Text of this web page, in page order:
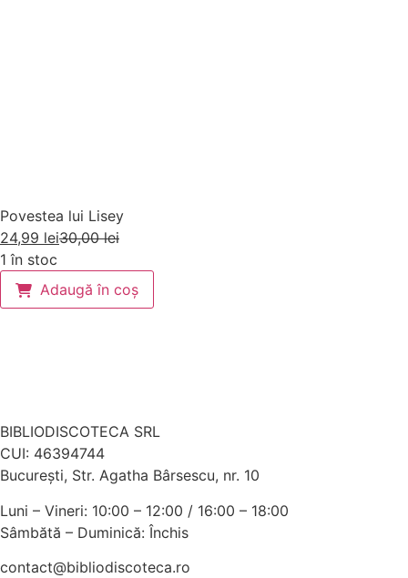
Povestea lui Lisey
30,00lei
24,99 lei
1 în stoc
Adaugă în coș
BIBLIODISCOTECA SRL
CUI: 46394744
Bucureşti, Str. Agatha Bârsescu, nr. 10
Luni – Vineri: 10:00 – 12:00 / 16:00 – 18:00
Sâmbătă – Duminică: Închis
contact@bibliodiscoteca.ro